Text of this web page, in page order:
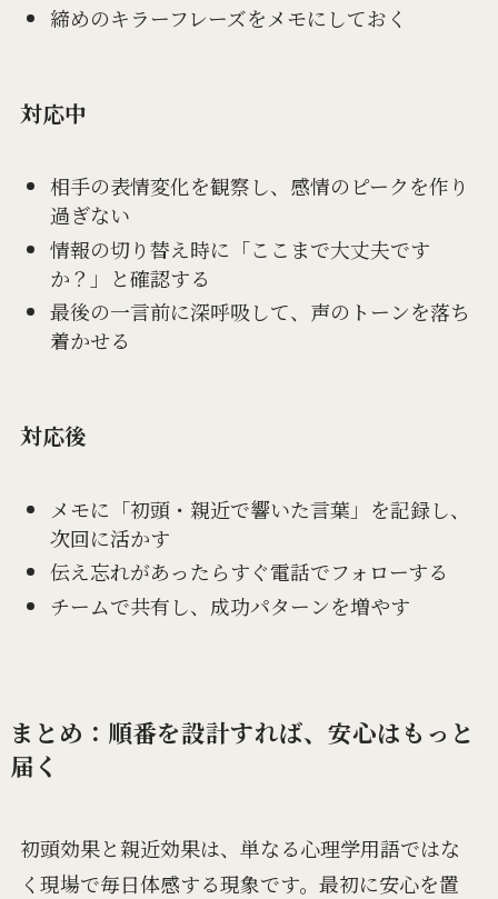
締めのキラーフレーズをメモにしておく
対応中
相手の表情変化を観察し、感情のピークを作り
過ぎない
情報の切り替え時に「ここまで大丈夫です
か？」と確認する
最後の一言前に深呼吸して、声のトーンを落ち
着かせる
対応後
メモに「初頭・親近で響いた言葉」を記録し、
次回に活かす
伝え忘れがあったらすぐ電話でフォローする
チームで共有し、成功パターンを増やす
まとめ：順番を設計すれば、安心はもっと
届く
初頭効果と親近効果は、単なる心理学用語ではな
く現場で毎日体感する現象です。最初に安心を置